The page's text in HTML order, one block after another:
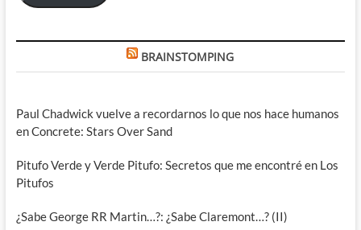
BRAINSTOMPING
Paul Chadwick vuelve a recordarnos lo que nos hace humanos
en Concrete: Stars Over Sand
Pitufo Verde y Verde Pitufo: Secretos que me encontré en Los
Pitufos
¿Sabe George RR Martin…?: ¿Sabe Claremont…? (II)